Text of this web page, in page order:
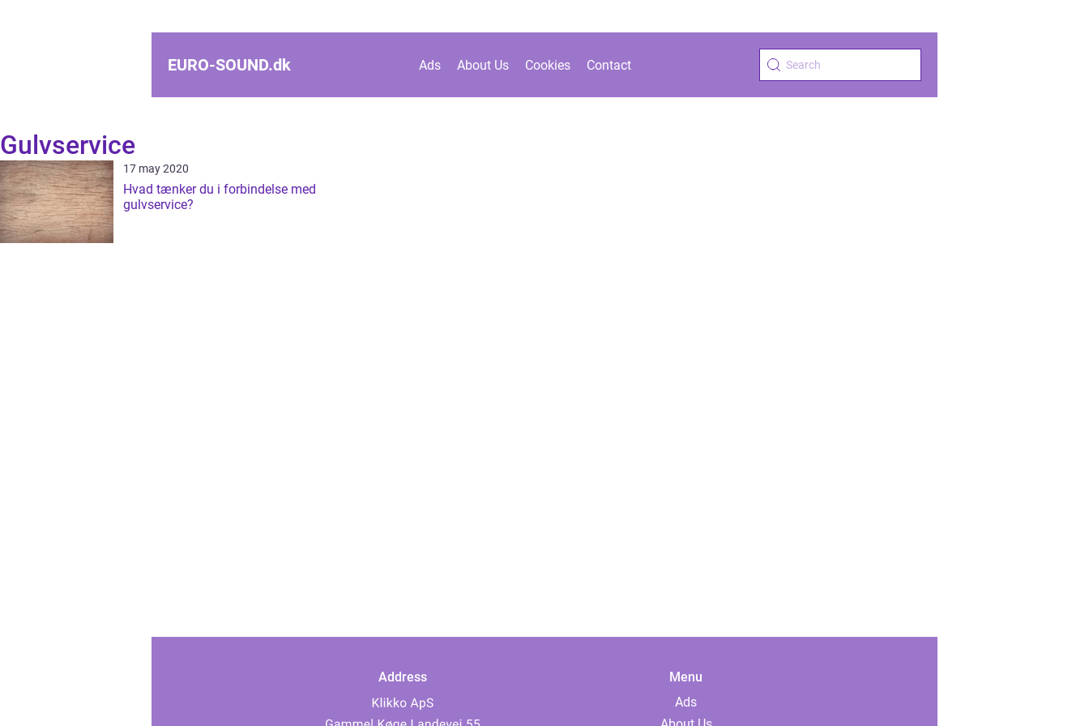
EURO-SOUND.dk Ads About Us Cookies Contact
Gulvservice
17 may 2020
Hvad tænker du i forbindelse med
gulvservice?
Address
Menu
Ads